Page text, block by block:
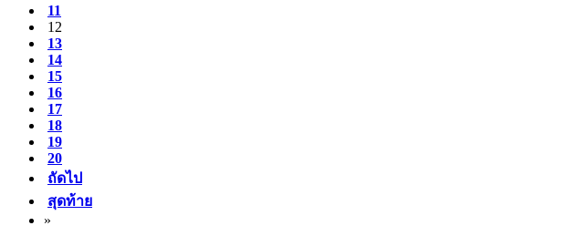
11
12
13
14
15
16
17
18
19
20
ถัดไป
สุดท้าย
»